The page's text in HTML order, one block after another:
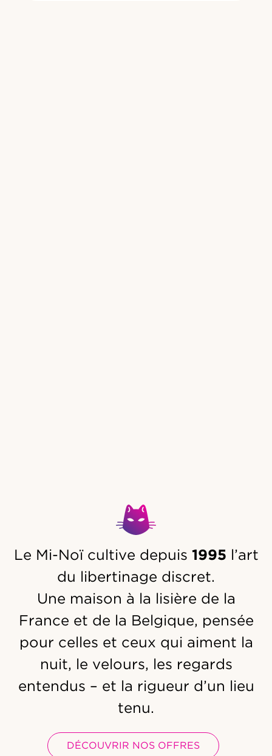
Le Mi-Noï cultive depuis 1995 l’art
du libertinage discret.
Une maison à la lisière de la
France et de la Belgique, pensée
pour celles et ceux qui aiment la
nuit, le velours, les regards
entendus – et la rigueur d’un lieu
tenu.
DÉCOUVRIR NOS OFFRES